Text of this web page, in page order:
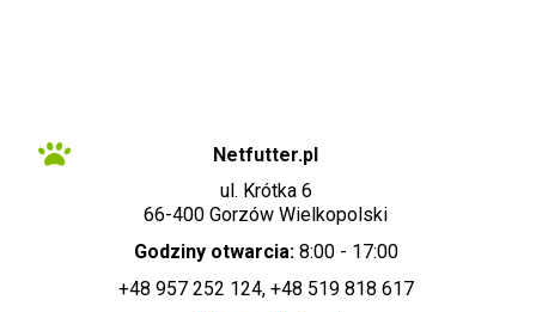
Netfutter.pl
ul. Krótka 6
66-400 Gorzów Wielkopolski
Godziny otwarcia:8:00 - 17:00
+48 957 252 124, +48 519 818 617